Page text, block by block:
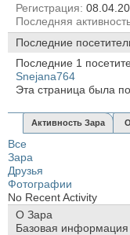
Регистрация
Последняя
Последние
Последние 1
Snejana764
Эта страница была
Активность Зара
Все
Зара
Друзья
Фотографии
No Recent Activity
О Зара
Базовая информация